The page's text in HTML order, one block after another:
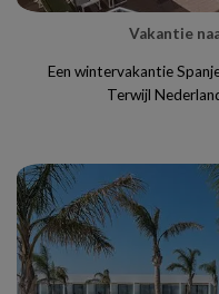
Vakantie
Een wintervakantie
Terwijl